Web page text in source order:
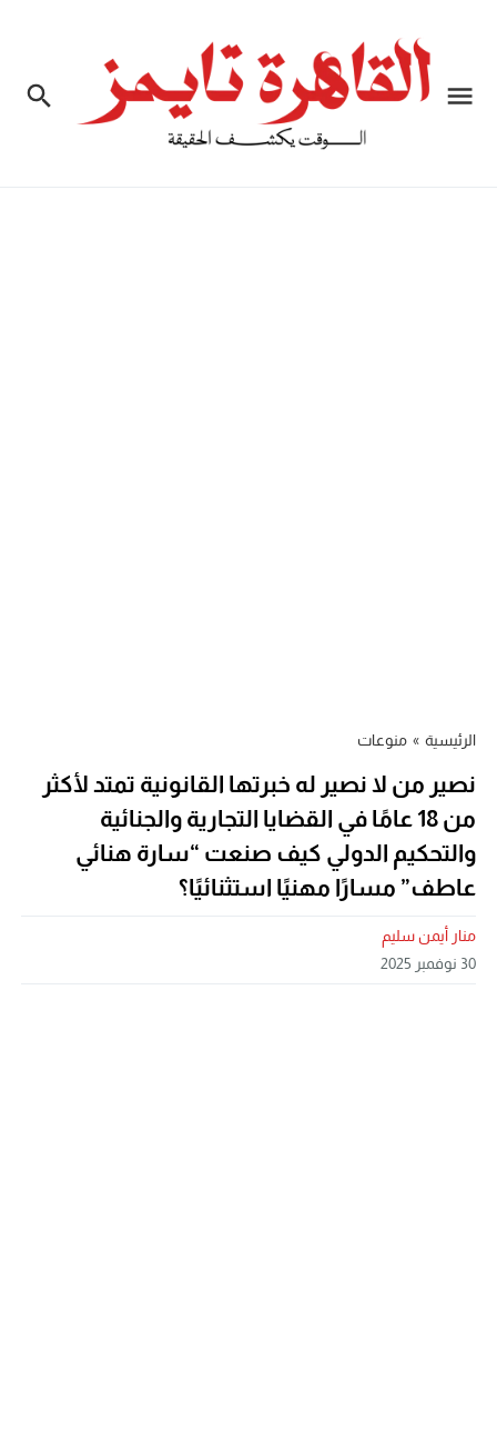
الرئيسية » منوعات
نصير من لا نصير له خبرتها القانونية تمتد لأكثر
من 18 عامًا في القضايا التجارية والجنائية
والتحكيم الدولي كيف صنعت “سارة هنائي
عاطف” مسارًا مهنيًا استثنائيًا؟
منار أيمن سليم
30 نوفمبر 2025